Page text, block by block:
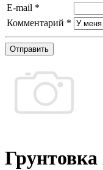
E-mail *
Комментарий *
Отправить